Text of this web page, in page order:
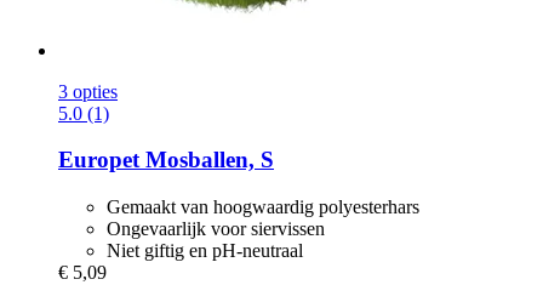
3 opties
5.0 (1)
EuropetMosballen, S
Gemaakt van hoogwaardig polyesterhars
Ongevaarlijk voor siervissen
Niet giftig en pH-neutraal
€ 5,09